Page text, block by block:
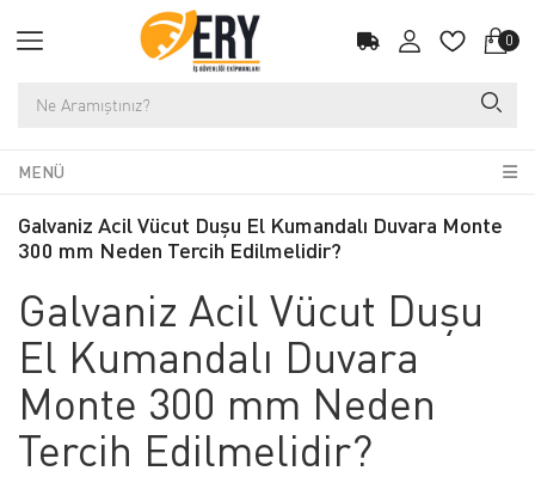
0
MENÜ
Galvaniz Acil Vücut Duşu El Kumandalı Duvara Monte
300 mm Neden Tercih Edilmelidir?
Galvaniz Acil Vücut Duşu
El Kumandalı Duvara
Monte 300 mm Neden
Tercih Edilmelidir?